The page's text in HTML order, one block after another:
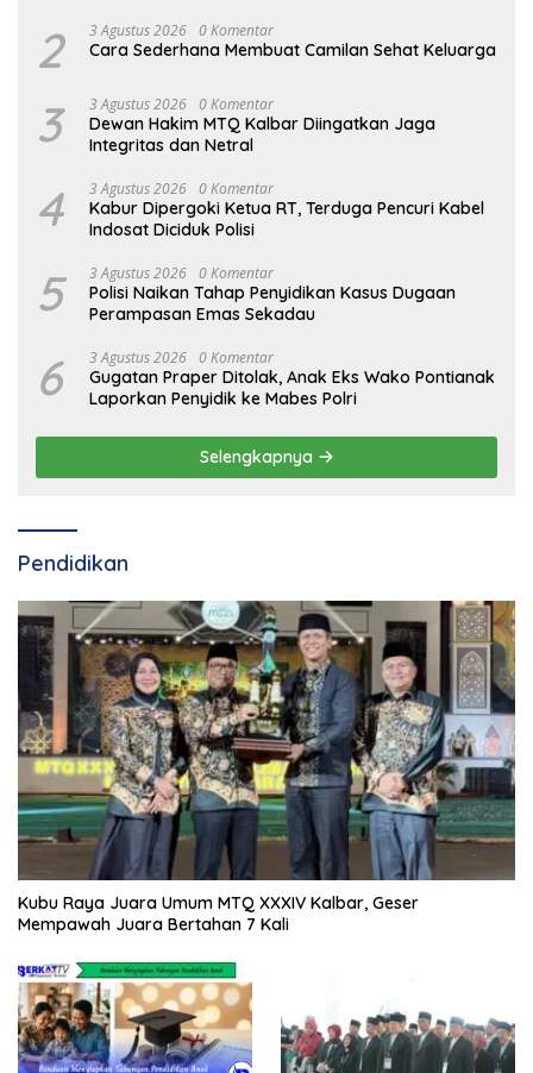
2 3 Agustus 2026 0 Komentar
Cara Sederhana Membuat Camilan Sehat Keluarga
3 3 Agustus 2026 0 Komentar
Dewan Hakim MTQ Kalbar Diingatkan Jaga
Integritas dan Netral
4 3 Agustus 2026 0 Komentar
Kabur Dipergoki Ketua RT, Terduga Pencuri Kabel
Indosat Diciduk Polisi
5 3 Agustus 2026 0 Komentar
Polisi Naikan Tahap Penyidikan Kasus Dugaan
Perampasan Emas Sekadau
6 3 Agustus 2026 0 Komentar
Gugatan Praper Ditolak, Anak Eks Wako Pontianak
Laporkan Penyidik ke Mabes Polri
Selengkapnya
Pendidikan
Kubu Raya Juara Umum MTQ XXXIV Kalbar, Geser
Mempawah Juara Bertahan 7 Kali